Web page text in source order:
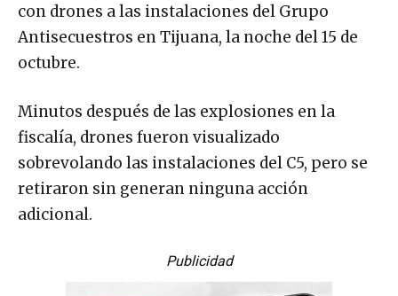
con drones a las instalaciones del Grupo
Antisecuestros en Tijuana, la noche del 15 de
octubre.
Minutos después de las explosiones en la
fiscalía, drones fueron visualizado
sobrevolando las instalaciones del C5, pero se
retiraron sin generan ninguna acción
adicional.
Publicidad